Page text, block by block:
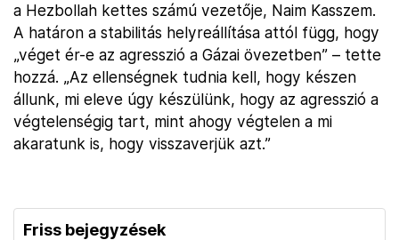
a Hezbollah kettes számú vezetője, Naim Kasszem.
A határon a stabilitás helyreállítása attól függ, hogy
„véget ér-e az agresszió a Gázai övezetben” – tette
hozzá. „Az ellenségnek tudnia kell, hogy készen
állunk, mi eleve úgy készülünk, hogy az agresszió a
végtelenségig tart, mint ahogy végtelen a mi
akaratunk is, hogy visszaverjük azt.”
Friss bejegyzések